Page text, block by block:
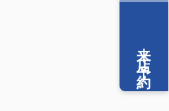
来店予約